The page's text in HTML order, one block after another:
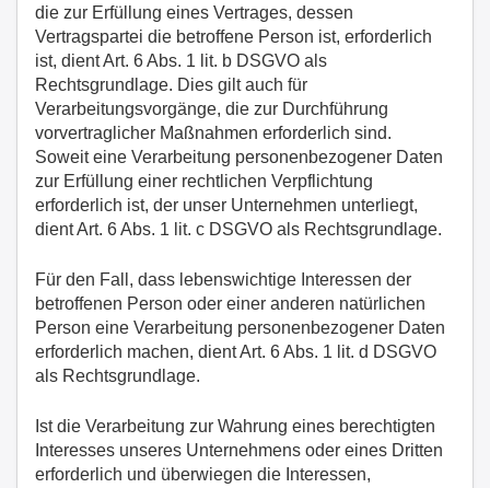
die zur Erfüllung eines Vertrages, dessen
Vertragspartei die betroffene Person ist, erforderlich
ist, dient Art. 6 Abs. 1 lit. b DSGVO als
Rechtsgrundlage. Dies gilt auch für
Verarbeitungsvorgänge, die zur Durchführung
vorvertraglicher Maßnahmen erforderlich sind.
Soweit eine Verarbeitung personenbezogener Daten
zur Erfüllung einer rechtlichen Verpflichtung
erforderlich ist, der unser Unternehmen unterliegt,
dient Art. 6 Abs. 1 lit. c DSGVO als Rechtsgrundlage.
Für den Fall, dass lebenswichtige Interessen der
betroffenen Person oder einer anderen natürlichen
Person eine Verarbeitung personenbezogener Daten
erforderlich machen, dient Art. 6 Abs. 1 lit. d DSGVO
als Rechtsgrundlage.
Ist die Verarbeitung zur Wahrung eines berechtigten
Interesses unseres Unternehmens oder eines Dritten
erforderlich und überwiegen die Interessen,